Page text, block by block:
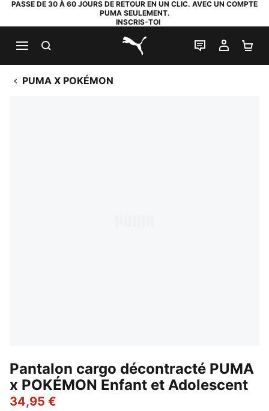
PASSE DE 30 À 60 JOURS DE RETOUR EN UN CLIC. AVEC UN COMPTE
PUMA SEULEMENT.
INSCRIS-TOI
PUMA.com
LIVE CHAT
MON
PUMA X POKÉMON
Pantalon cargo décontracté PUMA
x POKÉMON Enfant et Adolescent
34,95 €